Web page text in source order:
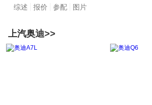
综述
报价 参配 图片
上汽奥迪>>